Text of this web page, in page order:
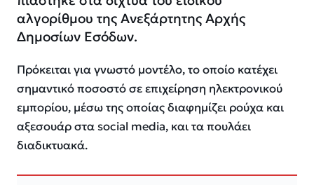
αλγορίθμου της Ανεξάρτητης Αρχής
Δημοσίων Εσόδων.
Πρόκειται για γνωστό μοντέλο, το οποίο κατέχει
σημαντικό ποσοστό σε επιχείρηση ηλεκτρονικού
εμπορίου, μέσω της οποίας διαφημίζει ρούχα και
αξεσουάρ στα social media, και τα πουλάει
διαδικτυακά.